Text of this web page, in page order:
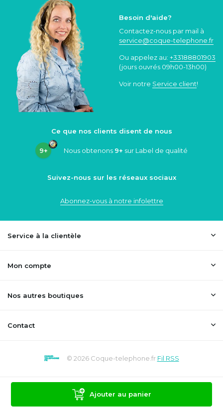
Ajouter au panier
Besoin d'aide?
Contactez-nous par mail à
service@coque-telephone.fr
Ou appelez au: +33188801903
(jours ouvrés 09h00-13h00)
Voir notre Service client!
Ce que nos clients disent de nous
9+ Nous obtenons 9+ sur Label de qualité
Suivez-nous sur les réseaux sociaux
Abonnez-vous à notre infolettre
Service à la clientèle
Mon compte
Nos autres boutiques
Contact
© 2026 Coque-telephone.fr Fil RSS